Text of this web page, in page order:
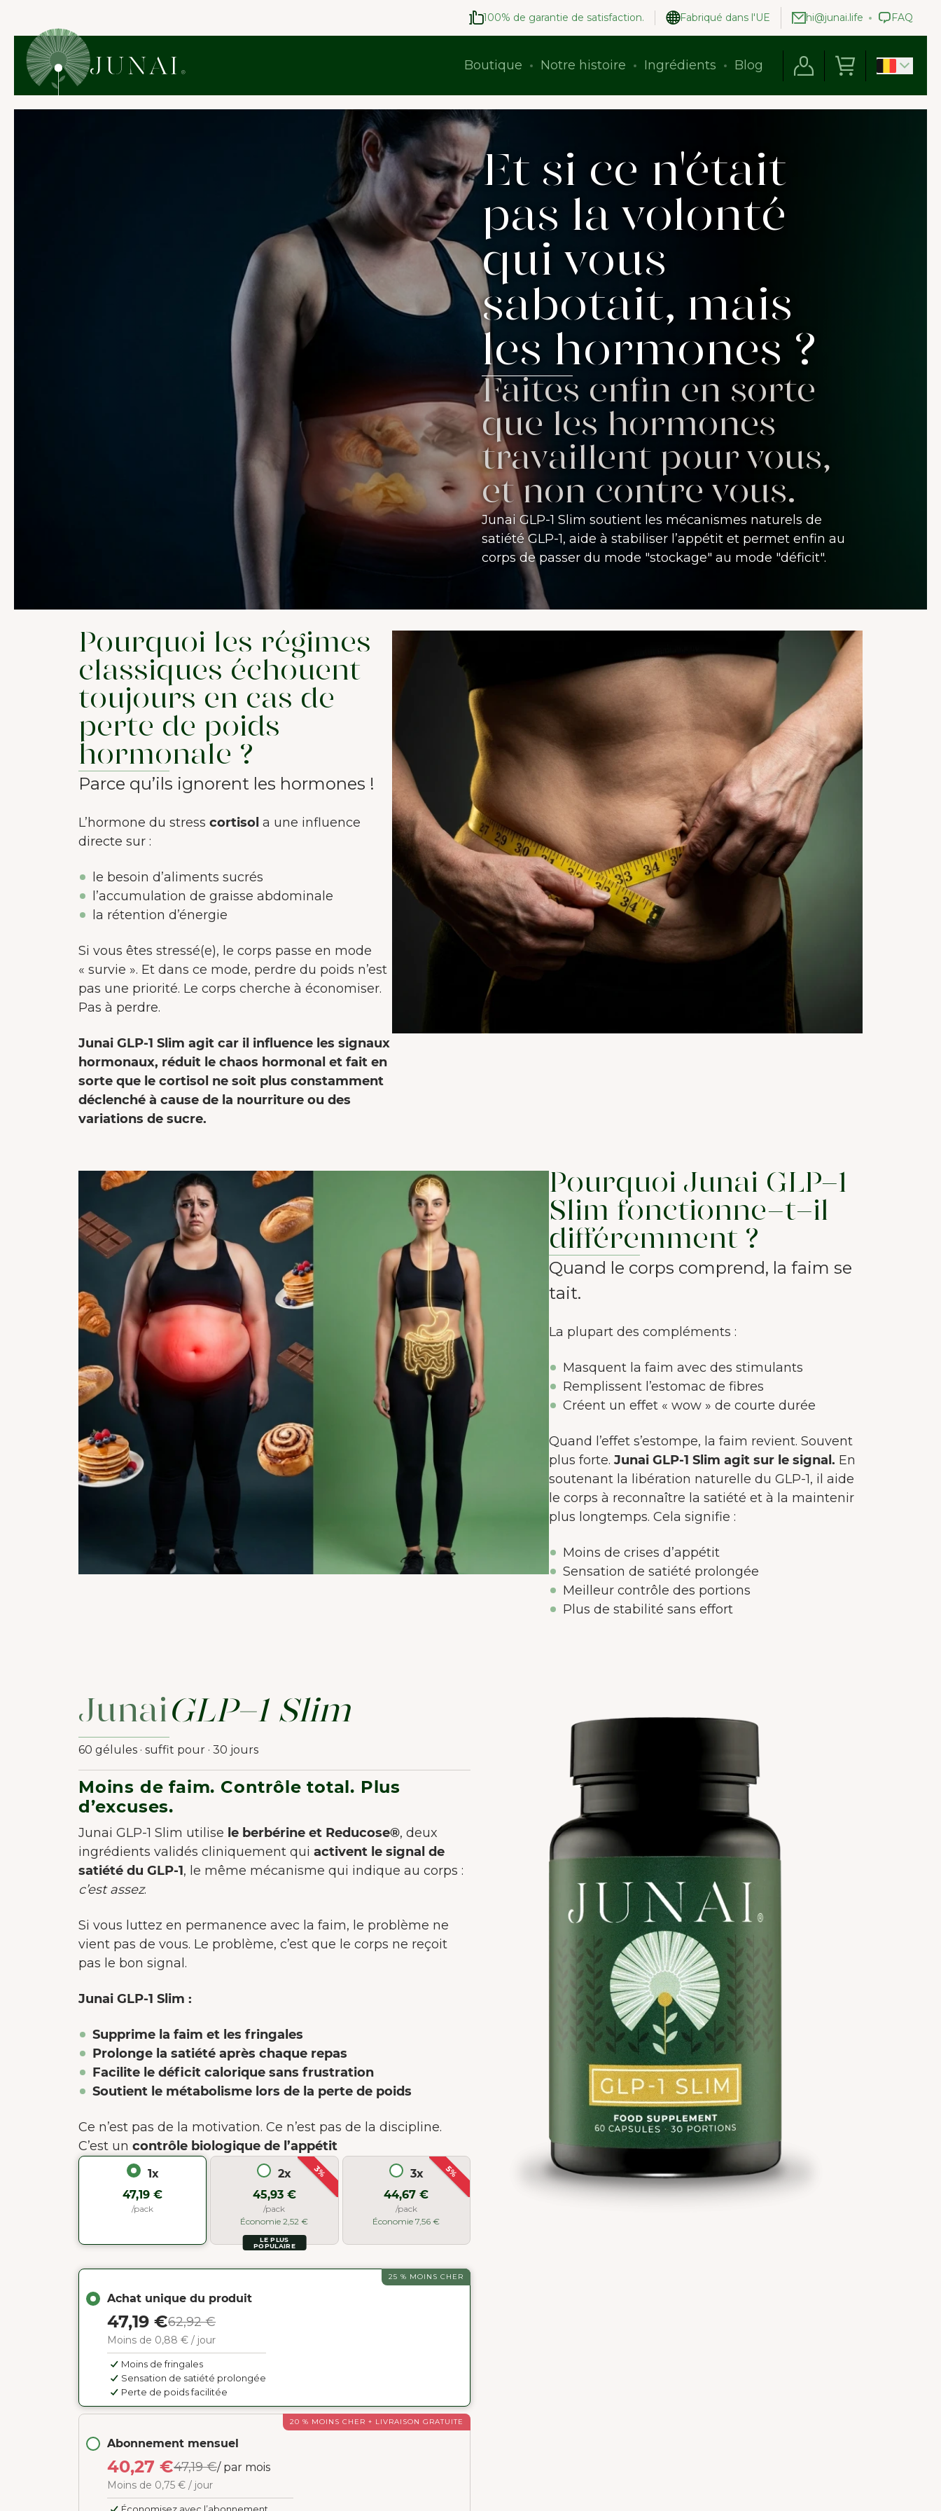
100% de garantie de satisfaction. Fabriqué dans l'UE hi@junai.life FAQ
Boutique Notre histoire Ingrédients Blog
Et si ce n'était
pas la volonté
qui vous
sabotait, mais
les hormones ?
Faites enfin en sorte
que les hormones
travaillent pour vous,
et non contre vous.
Junai GLP-1 Slim soutient les mécanismes naturels de
satiété GLP-1, aide à stabiliser l’appétit et permet enfin au
corps de passer du mode "stockage" au mode "déficit".
Pourquoi les régimes
classiques échouent
toujours en cas de
perte de poids
hormonale ?
Parce qu’ils ignorent les hormones !
L’hormone du stress cortisol a une influence
directe sur :
le besoin d’aliments sucrés
l’accumulation de graisse abdominale
la rétention d’énergie
Si vous êtes stressé(e), le corps passe en mode
« survie ». Et dans ce mode, perdre du poids n’est
pas une priorité. Le corps cherche à économiser.
Pas à perdre.
Junai GLP-1 Slim agit car il influence les signaux
hormonaux, réduit le chaos hormonal et fait en
sorte que le cortisol ne soit plus constamment
déclenché à cause de la nourriture ou des
variations de sucre.
Pourquoi Junai GLP-1
Slim fonctionne-t-il
différemment ?
Quand le corps comprend, la faim se
tait.
La plupart des compléments :
Masquent la faim avec des stimulants
Remplissent l’estomac de fibres
Créent un effet « wow » de courte durée
Quand l’effet s’estompe, la faim revient. Souvent
plus forte. Junai GLP-1 Slim agit sur le signal. En
soutenant la libération naturelle du GLP-1, il aide
le corps à reconnaître la satiété et à la maintenir
plus longtemps. Cela signifie :
Moins de crises d’appétit
Sensation de satiété prolongée
Meilleur contrôle des portions
Plus de stabilité sans effort
JunaiGLP-1 Slim
60 gélules · suffit pour · 30 jours
Moins de faim. Contrôle total. Plus
d’excuses.
Junai GLP-1 Slim utilise le berbérine et Reducose®, deux
ingrédients validés cliniquement qui activent le signal de
satiété du GLP-1, le même mécanisme qui indique au corps :
c’est assez.
Si vous luttez en permanence avec la faim, le problème ne
vient pas de vous. Le problème, c’est que le corps ne reçoit
pas le bon signal.
Junai GLP-1 Slim :
Supprime la faim et les fringales
Prolonge la satiété après chaque repas
Facilite le déficit calorique sans frustration
Soutient le métabolisme lors de la perte de poids
Ce n’est pas de la motivation. Ce n’est pas de la discipline.
C’est un contrôle biologique de l’appétit
1x
47,19 €
/pack
3%
2x
45,93 €
/pack
Économie 2,52 €
LE PLUS
POPULAIRE
5%
3x
44,67 €
/pack
Économie 7,56 €
20 % MOINS CHER + LIVRAISON GRATUITE
Abonnement mensuel
40,27 €47,19 €/ par mois
Moins de 0,75 € / jour
Économisez avec l’abonnement
25 % MOINS CHER
Achat unique du produit
47,19 €62,92 €
Moins de 0,88 € / jour
Moins de fringales
Sensation de satiété prolongée
Perte de poids facilitée
BIENVENUE CHEZ JUNAIU.
Nous utilisons des cookies sur notre site web afin
d'améliorer l'expérience utilisateur.En savoir plus sur les